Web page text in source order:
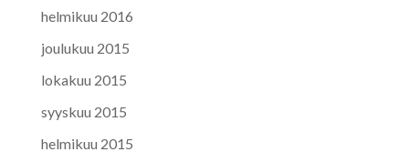
helmikuu 2016
joulukuu 2015
lokakuu 2015
syyskuu 2015
helmikuu 2015